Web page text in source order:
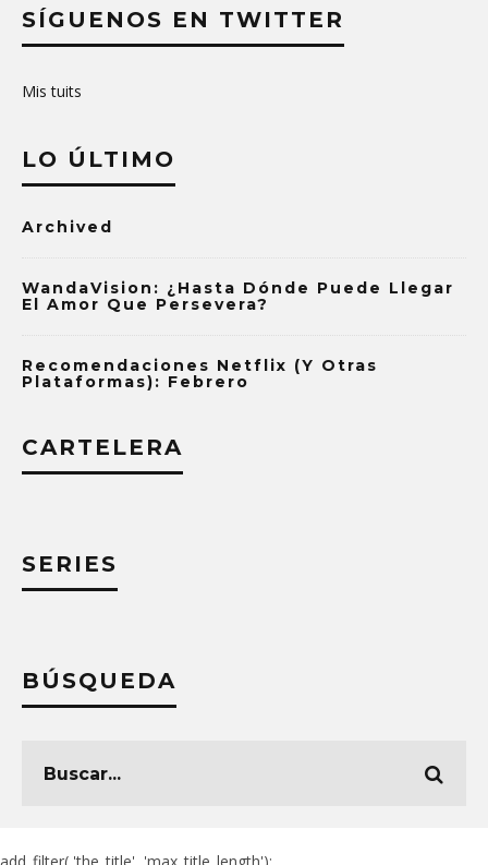
SÍGUENOS EN TWITTER
Mis tuits
LO ÚLTIMO
Archived
WandaVision: ¿Hasta Dónde Puede Llegar
El Amor Que Persevera?
Recomendaciones Netflix (y Otras
Plataformas): Febrero
CARTELERA
SERIES
BÚSQUEDA